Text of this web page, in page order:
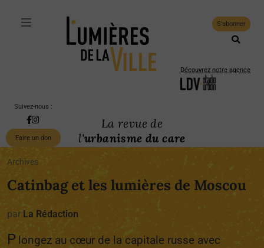
S'abonner
Découvrez notre agence
Suivez-nous :
Faire un don
La revue de
l'urbanisme du care
Archives
Catinbag et les lumières de Moscou
par La Rédaction
P longez au cœur de la capitale russe avec